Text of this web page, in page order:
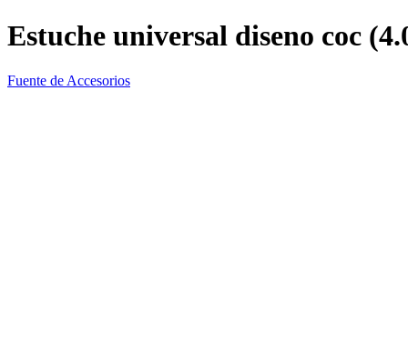
Estuche universal diseno coc
Fuente de Accesorios